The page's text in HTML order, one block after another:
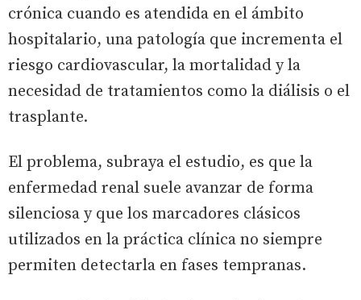
crónica cuando es atendida en el ámbito
hospitalario, una patología que incrementa el
riesgo cardiovascular, la mortalidad y la
necesidad de tratamientos como la diálisis o el
trasplante.
El problema, subraya el estudio, es que la
enfermedad renal suele avanzar de forma
silenciosa y que los marcadores clásicos
utilizados en la práctica clínica no siempre
permiten detectarla en fases tempranas.